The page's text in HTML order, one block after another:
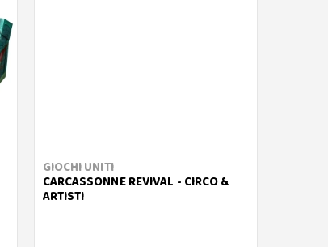
GIOCHI UNITI
CARCASSONNE REVIVAL - CIRCO &
ARTISTI